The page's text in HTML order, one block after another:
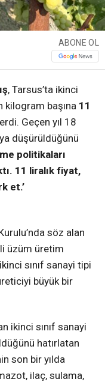
ABONE OL
, Tarsus’ta ikinci
kilogram başına 11
Geçen yıl 18
düşürüldüğünü
politikaları
11 liralık fiyat,
et.’
söz alan
üzüm üretim
sınıf sanayi tipi
büyük bir
ikinci sınıf sanayi
hatırlatan
son bir yılda
ilaç, sulama,